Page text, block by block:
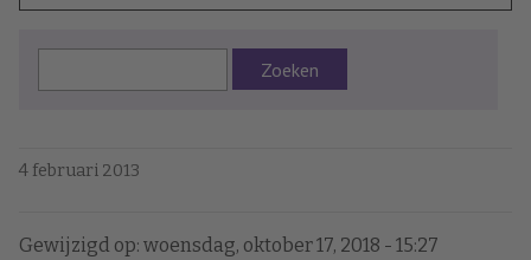
Zoeken
4 februari 2013
Gewijzigd op: woensdag, oktober 17, 2018 - 15:27